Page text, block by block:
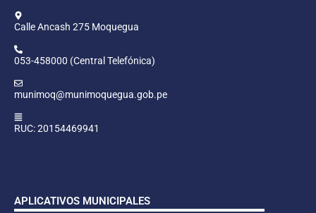
Calle Ancash 275 Moquegua
053-458000 (Central Telefónica)
munimoq@munimoquegua.gob.pe
RUC: 20154469941
APLICATIVOS MUNICIPALES